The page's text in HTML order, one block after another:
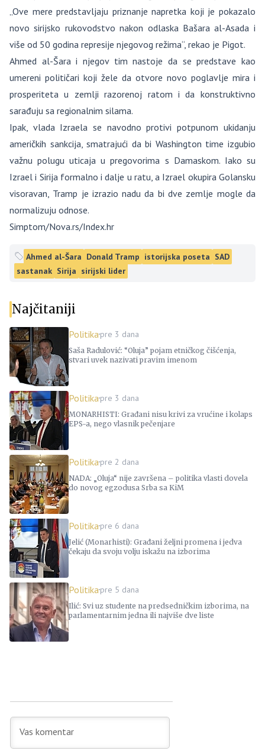
„Ove mere predstavljaju priznanje napretka koji je pokazalo
novo sirijsko rukovodstvo nakon odlaska Bašara al-Asada i
više od 50 godina represije njegovog režima“, rekao je Pigot.
Ahmed al-Šara i njegov tim nastoje da se predstave kao
umereni političari koji žele da otvore novo poglavlje mira i
prosperiteta u zemlji razorenoj ratom i da konstruktivno
sarađuju sa regionalnim silama.
Ipak, vlada Izraela se navodno protivi potpunom ukidanju
američkih sankcija, smatrajući da bi Washington time izgubio
važnu polugu uticaja u pregovorima s Damaskom. Iako su
Izrael i Sirija formalno i dalje u ratu, a Izrael okupira Golansku
visoravan, Tramp je izrazio nadu da bi dve zemlje mogle da
normalizuju odnose.
Simptom/Nova.rs/Index.hr
Ahmed al-Šara Donald Tramp istorijska poseta SAD
sastanak Sirija sirijski lider
Najčitaniji
Politikapre 3 dana
Saša Radulović: “Oluja” pojam etničkog čišćenja,
stvari uvek nazivati pravim imenom
Politikapre 3 dana
MONARHISTI: Građani nisu krivi za vrućine i kolaps
EPS-a, nego vlasnik pečenjare
Politikapre 2 dana
NADA: „Oluja“ nije završena – politika vlasti dovela
do novog egzodusa Srba sa KiM
Politikapre 6 dana
Jelić (Monarhisti): Građani željni promena i jedva
čekaju da svoju volju iskažu na izborima
Politikapre 5 dana
Ilić: Svi uz studente na predsedničkim izborima, na
parlamentarnim jedna ili najviše dve liste